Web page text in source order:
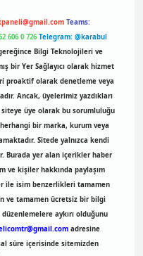
Teams:
606 0 726 Telegram: @karabul
gereğince Bilgi Teknolojileri ve
bir Yer Sağlayıcı olarak hizmet
proaktif olarak denetleme veya
Ancak, üyelerimiz yazdıkları
üye olarak bu sorumluluğu
bir marka, kurum veya
Sitede yalnızca kendi
Burada yer alan içerikler haber
ve kişiler hakkında paylaşım
ile isim benzerlikleri tamamen
ve tamamen ücretsiz bir bilgi
aykırı olduğunu
adresine
süre içerisinde sitemizden